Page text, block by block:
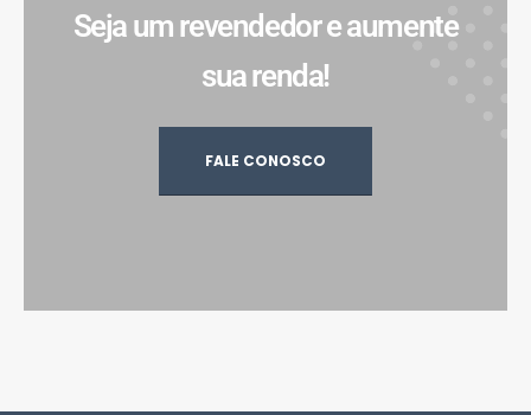
Seja um revendedor e aumente
sua renda!
FALE CONOSCO